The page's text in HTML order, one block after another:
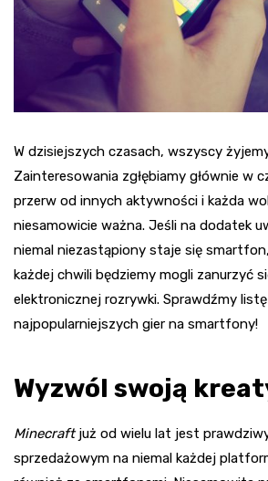
W dzisiejszych czasach, wszyscy
Zainteresowania zgłębiamy głównie w
przerw od innych aktywności i każda
niesamowicie ważna. Jeśli na dodatek
niemal niezastąpiony staje się
każdej chwili będziemy mogli zanurzyć
elektronicznej rozrywki. Sprawdźmy listę
najpopularniejszych gier na smartfony!
Wyzwól swoją
Minecraftjuż od wielu lat jest
sprzedażowym na niemal każdej